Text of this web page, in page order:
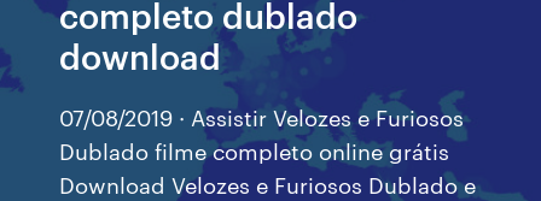
completo dublado
download
07/08/2019 · Assistir Velozes e Furiosos
Dublado filme completo online grátis
Download Velozes e Furiosos Dublado e